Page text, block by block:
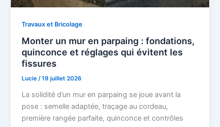
Travaux et Bricolage
Monter un mur en parpaing : fondations,
quinconce et réglages qui évitent les
fissures
Lucie/19 juillet 2026
La solidité d’un mur en parpaing se joue avant la
pose : semelle adaptée, traçage au cordeau,
première rangée parfaite, quinconce et contrôles